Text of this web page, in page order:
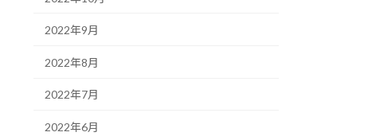
2022年9月
2022年8月
2022年7月
2022年6月